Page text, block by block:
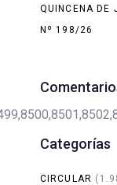
QUINCENA DE
Nº 198/26
Categorías
CIRCULAR